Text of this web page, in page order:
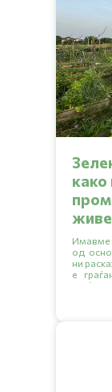
како
Имавме
од
ни
е
за
се, кои
какви